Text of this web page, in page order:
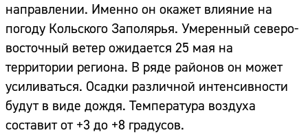
направлении. Именно он окажет влияние на
погоду Кольского Заполярья. Умеренный северо-
восточный ветер ожидается 25 мая на
территории региона. В ряде районов он может
усиливаться. Осадки различной интенсивности
будут в виде дождя. Температура воздуха
составит от +3 до +8 градусов.